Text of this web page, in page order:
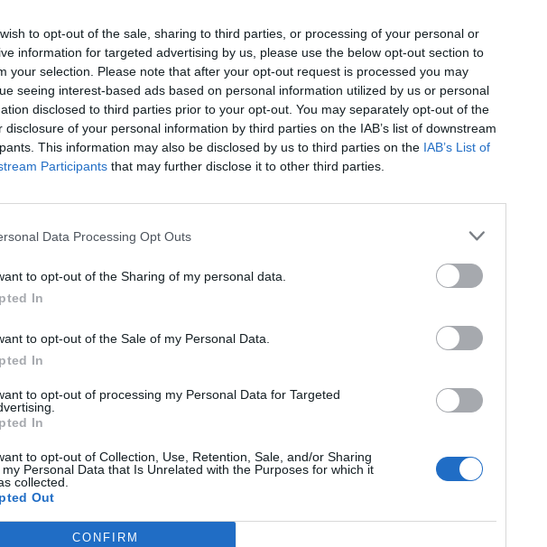
to opt-out of the sale, sharing to third parties, or processing of your personal or
information for targeted advertising by us, please use the below opt-out section to
your selection. Please note that after your opt-out request is processed you may
seeing interest-based ads based on personal information utilized by us or personal
disclosed to third parties prior to your opt-out. You may separately opt-out of the
disclosure of your personal information by third parties on the IAB’s list of downstream
This information may also be disclosed by us to third parties on the IAB’s List of
Participants that may further disclose it to other third parties.
Data Processing Opt Outs
to opt-out of the Sharing of my personal data.
In
to opt-out of the Sale of my Personal Data.
In
to opt-out of processing my Personal Data for Targeted
In
to opt-out of Collection, Use, Retention, Sale, and/or Sharing
my Personal Data that Is Unrelated with the Purposes for which it
collected.
Out
CONFIRM
EUROVISION
Eurovision 2018: Γιάννα Τερζή: Σε ποια
συμμετοχή ευχήθηκε να κερδίσει;
13:20 @10-05-2018
EUROVISION
Φουρέιρα ήταν σοκαριστική και
10:53 @10-05-2018